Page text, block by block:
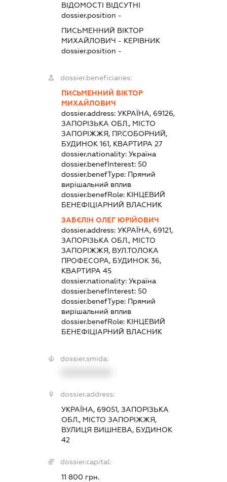
ВІДОМОСТІ ВІДСУТНІ
dossier.position -
ПИСЬМЕННИЙ ВІКТОР
МИХАЙЛОВИЧ - КЕРІВНИК
dossier.position -
dossier.beneficiaries:
ПИСЬМЕННИЙ ВІКТОР
МИХАЙЛОВИЧ
dossier.address: УКРАЇНА, 69126,
ЗАПОРІЗЬКА ОБЛ., МІСТО
ЗАПОРІЖЖЯ, ПР.СОБОРНИЙ,
БУДИНОК 161, КВАРТИРА 27
dossier.nationality: Україна
dossier.benefInterest: 50
dossier.benefType: Прямий
вирішальний вплив
dossier.benefRole: КІНЦЕВИЙ
БЕНЕФІЦІАРНИЙ ВЛАСНИК
ЗАБЄЛІН ОЛЕГ ЮРІЙОВИЧ
dossier.address: УКРАЇНА, 69121,
ЗАПОРІЗЬКА ОБЛ., МІСТО
ЗАПОРІЖЖЯ, ВУЛ.ТОЛОКА
ПРОФЕСОРА, БУДИНОК 36,
КВАРТИРА 45
dossier.nationality: Україна
dossier.benefInterest: 50
dossier.benefType: Прямий
вирішальний вплив
dossier.benefRole: КІНЦЕВИЙ
БЕНЕФІЦІАРНИЙ ВЛАСНИК
dossier.smida:
dossier.address:
УКРАЇНА, 69051, ЗАПОРІЗЬКА
ОБЛ., МІСТО ЗАПОРІЖЖЯ,
ВУЛИЦЯ ВИШНЕВА, БУДИНОК
42
dossier.capital:
11 800 грн.